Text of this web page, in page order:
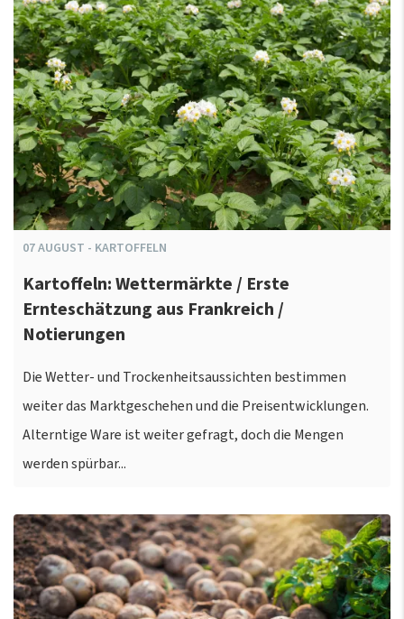
07AUGUST - KARTOFFELN
Kartoffeln: Wettermärkte / Erste
Ernteschätzung aus Frankreich /
Notierungen
Die Wetter- und Trockenheitsaussichten bestimmen
weiter das Marktgeschehen und die Preisentwicklungen.
Alterntige Ware ist weiter gefragt, doch die Mengen
werden spürbar...